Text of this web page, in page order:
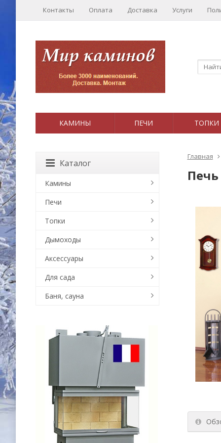
Контакты Оплата Доставка Услуги
КАМИНЫ ПЕЧИ ТОПКИ
Главная
Каталог
Камины
Печи
Топки
Дымоходы
Аксессуары
Для сада
Баня, сауна